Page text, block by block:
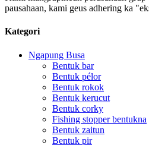
pausahaan, kami geus adhering ka
Kategori
Ngapung Busa
Bentuk bar
Bentuk pélor
Bentuk rokok
Bentuk kerucut
Bentuk corky
Fishing stopper bentukna
Bentuk zaitun
Bentuk pir